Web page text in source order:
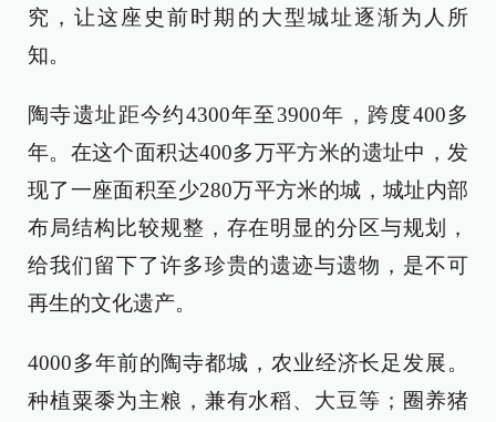
究，让这座史前时期的大型城址逐渐为人所
知。
陶寺遗址距今约4300年至3900年，跨度400多
年。在这个面积达400多万平方米的遗址中，发
现了一座面积至少280万平方米的城，城址内部
布局结构比较规整，存在明显的分区与规划，
给我们留下了许多珍贵的遗迹与遗物，是不可
再生的文化遗产。
4000多年前的陶寺都城，农业经济长足发展。
种植粟黍为主粮，兼有水稻、大豆等；圈养猪